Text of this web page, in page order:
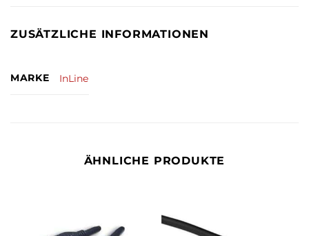
ZUSÄTZLICHE INFORMATIONEN
MARKE InLine
ÄHNLICHE PRODUKTE